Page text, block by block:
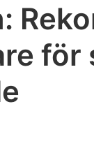
för